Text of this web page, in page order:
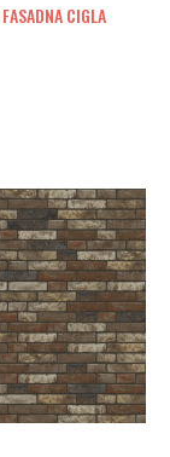
FASADNA CIGLA